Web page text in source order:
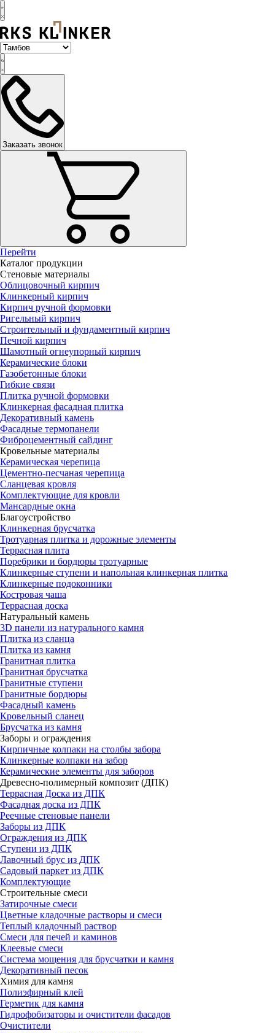
Заказать звонок
Перейти
Каталог продукции
Стеновые материалы
Облицовочный кирпич
Клинкерный кирпич
Кирпич ручной формовки
Ригельный кирпич
Строительный и фундаментный кирпич
Печной кирпич
Шамотный огнеупорный кирпич
Керамические блоки
Газобетонные блоки
Гибкие связи
Плитка ручной формовки
Клинкерная фасадная плитка
Декоративный камень
Фасадные термопанели
Фиброцементный сайдинг
Кровельные материалы
Керамическая черепица
Цементно-песчаная черепица
Сланцевая кровля
Комплектующие для кровли
Мансардные окна
Благоустройство
Клинкерная брусчатка
Тротуарная плитка и дорожные элементы
Террасная плита
Поребрики и бордюры тротуарные
Клинкерные ступени и напольная клинкерная плитка
Клинкерные подоконники
Костровая чаша
Террасная доска
Натуральный камень
3D панели из натурального камня
Плитка из сланца
Плитка из камня
Гранитная плитка
Гранитная брусчатка
Гранитные ступени
Гранитные бордюры
Фасадный камень
Кровельный сланец
Брусчатка из камня
Заборы и ограждения
Кирпичные колпаки на столбы забора
Клинкерные колпаки на забор
Керамические элементы для заборов
Древесно-полимерный композит (ДПК)
Террасная Доска из ДПК
Фасадная доска из ДПК
Реечные стеновые панели
Заборы из ДПК
Ограждения из ДПК
Ступени из ДПК
Лавочный брус из ДПК
Садовый паркет из ДПК
Комплектующие
Строительные смеси
Затирочные смеси
Цветные кладочные растворы и смеси
Теплый кладочный раствор
Смеси для печей и каминов
Клеевые смеси
Система мощения для брусчатки и камня
Декоративный песок
Химия для камня
Полиэфирный клей
Герметик для камня
Гидрофобизаторы и очистители фасадов
Очистители